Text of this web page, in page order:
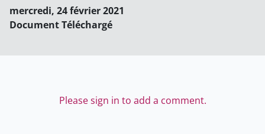
mercredi, 24 février 2021
Document Téléchargé
Please sign in to add a comment.